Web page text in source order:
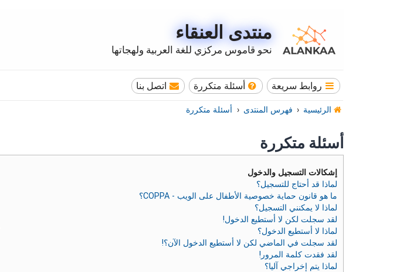
منتدى العنقاء
نحو قاموس مركزي للغة العربية ولهجاتها
روابط سريعة أسئلة متكررة اتصل بنا
الرئيسية فهرس المنتدى أسئلة متكررة
أسئلة متكررة
إشكالات التسجيل والدخول
لماذا قد أحتاج للتسجيل؟
ما هو قانون حماية خصوصية الأطفال على الويب - COPPA؟
لماذا لا يمكنني التسجيل؟
لقد سجلت لكن لا أستطيع الدخول!
لماذا لا أستطيع الدخول؟
لقد سجلت في الماضي لكن لا أستطيع الدخول الآن؟!
لقد فقدت كلمة المرور!
لماذا يتم إخراجي آليا؟